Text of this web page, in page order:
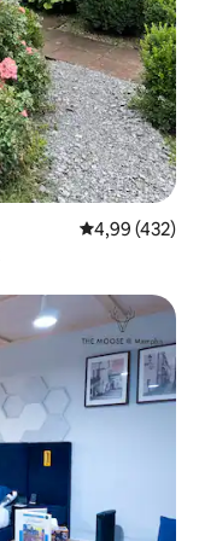
Середня
4,99 (432)